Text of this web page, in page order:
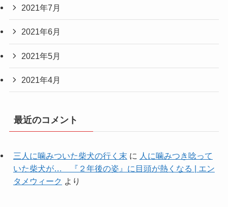
2021年7月
2021年6月
2021年5月
2021年4月
最近のコメント
三人に噛みついた柴犬の行く末 に 人に噛みつき唸って
いた柴犬が… 『２年後の姿』に目頭が熱くなる | エン
タメウィーク より